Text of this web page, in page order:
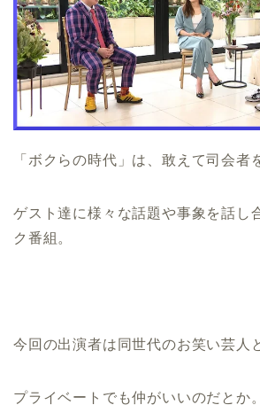
「ボクらの時代」は、敢えて司会者
ゲスト達に様々な話題や事象を話し
ク番組。
今回の出演者は同世代のお笑い芸人
プライベートでも仲がいいのだとか。